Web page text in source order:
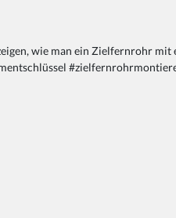
wie man ein Zielfernrohr mit